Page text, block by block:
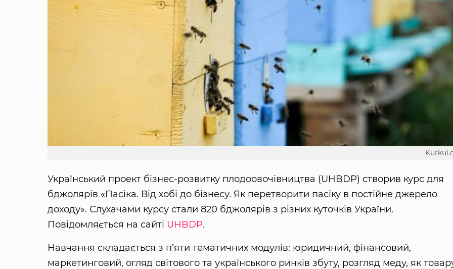
Український проект бізнес-розвитку плодоовочівництва (UHBDP) створив курс для
бджолярів «Пасіка. Від хобі до бізнесу. Як перетворити пасіку в постійне джерело
доходу». Слухачами курсу стали 820 бджолярів з різних куточків України.
Повідомляється на сайті UHBDP.
Навчання складається з п’яти тематичних модулів: юридичний, фінансовий,
маркетинговий, огляд світового та українського ринків збуту, розгляд меду, як